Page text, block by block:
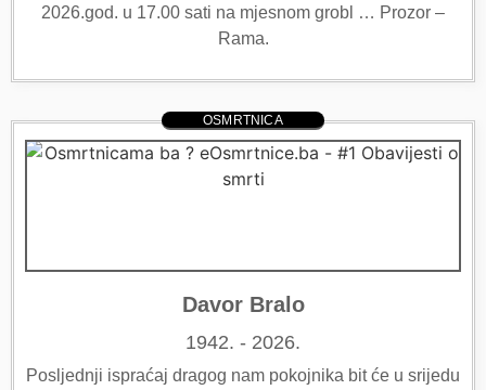
2026.god. u 17.00 sati na mjesnom grobl … Prozor –
Rama.
OSMRTNICA
Davor Bralo
1942. - 2026.
Posljednji ispraćaj dragog nam pokojnika bit će u srijedu